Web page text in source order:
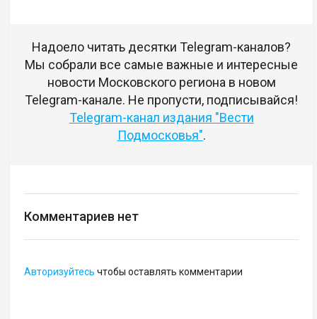
Надоело читать десятки Telegram-каналов?
Мы собрали все самые важные и интересные
новости Московского региона в новом
Telegram-канале. Не пропусти, подписывайся!
Telegram-канал издания "Вести
Подмосковья".
Комментариев нет
Авторизуйтесь чтобы оставлять комментарии